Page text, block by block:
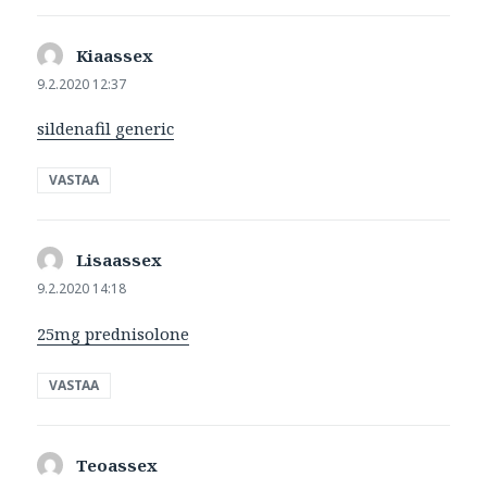
Kiaassex
9.2.2020 12:37
sildenafil generic
VASTAA
Lisaassex
9.2.2020 14:18
25mg prednisolone
VASTAA
Teoassex